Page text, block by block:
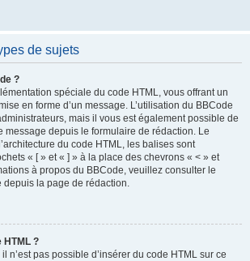
de sujets
?
spéciale du code HTML, vous offrant un
en forme d’un message. L’utilisation du BBCode
mais il vous est également possible de
message depuis le formulaire de rédaction. Le
du code HTML, les balises sont
« [ » et « ] » à la place des chevrons « < » et
à propos du BBCode, veuillez consulter le
depuis la page de rédaction.
HTML ?
n’est pas possible d’insérer du code HTML sur ce